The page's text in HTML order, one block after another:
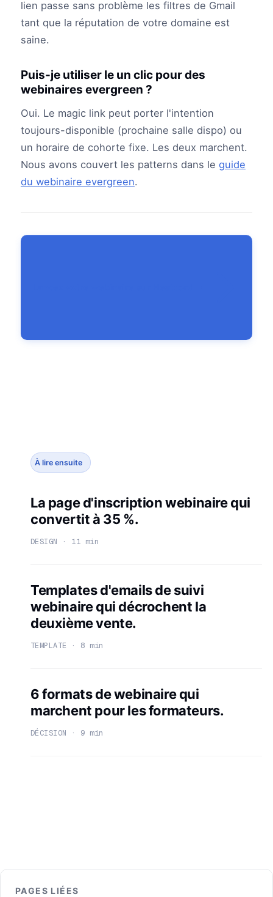
lien passe sans problème les filtres de Gmail
tant que la réputation de votre domaine est
saine.
Puis-je utiliser le un clic pour des
webinaires evergreen ?
Oui. Le magic link peut porter l'intention
toujours-disponible (prochaine salle dispo) ou
un horaire de cohorte fixe. Les deux marchent.
Nous avons couvert les patterns dans le guide
du webinaire evergreen.
À lire ensuite
La page d'inscription webinaire qui
convertit à 35 %.
DESIGN · 11 min
Templates d'emails de suivi
webinaire qui décrochent la
deuxième vente.
TEMPLATE · 8 min
6 formats de webinaire qui
marchent pour les formateurs.
DÉCISION · 9 min
PAGES LIÉES